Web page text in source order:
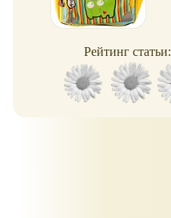
Рейтинг статьи: